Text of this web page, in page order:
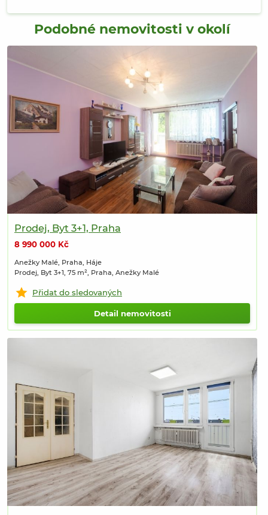
Podobné nemovitosti v okolí
Prodej, Byt 3+1, Praha
8 990 000 Kč
Anežky Malé, Praha, Háje
Prodej, Byt 3+1, 75 m², Praha, Anežky Malé
Přidat do sledovaných
Detail nemovitosti